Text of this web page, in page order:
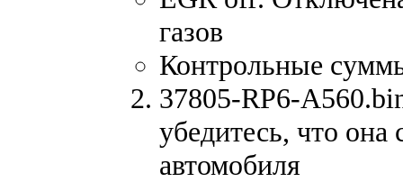
газов
Контрольные
37805-RP6-
убедитесь, что она
автомобиля